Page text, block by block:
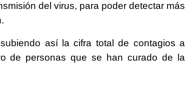
del virus, para poder detectar más
así la cifra total de contagios a
de personas que se han curado de la